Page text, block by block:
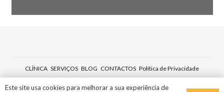
CLÍNICA SERVIÇOS BLOG CONTACTOS Política de Privacidade
Este site usa cookies para melhorar a sua experiência de